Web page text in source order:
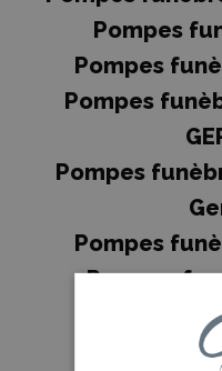
Pompes
Pompes
Pompes
Pompes
Pompes
Pompes